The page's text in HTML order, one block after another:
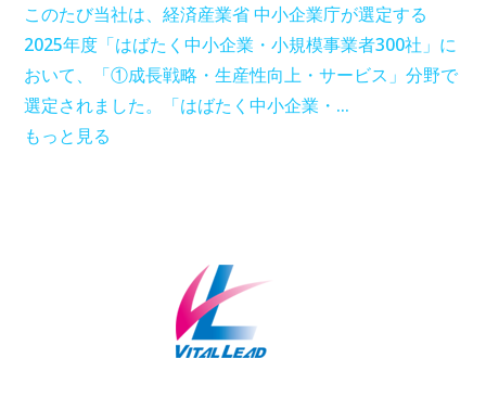
このたび当社は、経済産業省 中小企業庁が選定する
2025年度「はばたく中小企業・小規模事業者300社」に
おいて、「①成長戦略・生産性向上・サービス」分野で
選定されました。「はばたく中小企業・…
もっと見る